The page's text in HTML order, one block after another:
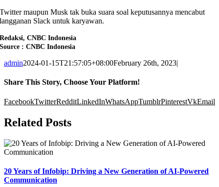
Twitter maupun Musk tak buka suara soal keputusannya mencabut
langganan Slack untuk karyawan.
Redaksi, CNBC Indonesia
Source : CNBC Indonesia
admin2024-01-15T21:57:05+08:00February 26th, 2023|
Share This Story, Choose Your Platform!
FacebookTwitterRedditLinkedInWhatsAppTumblrPinterestVkEmail
Related Posts
20 Years of Infobip: Driving a New Generation of AI-Powered
Communication